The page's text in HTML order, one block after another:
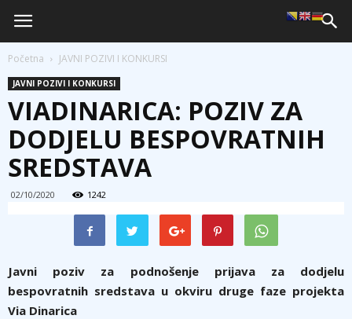
Početna JAVNI POZIVI I KONKURSI
JAVNI POZIVI I KONKURSI
VIADINARICA: POZIV ZA
DODJELU BESPOVRATNIH
SREDSTAVA
02/10/2020 1242
Javni poziv za podnošenje prijava za dodjelu
bespovratnih sredstava u okviru druge faze projekta
Via Dinarica